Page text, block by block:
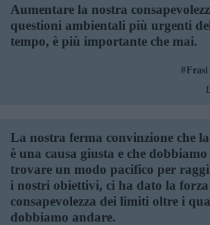
Aumentare la nostra
questioni ambientali più urgenti
tempo, è più importante che mai.
Frasi
La nostra ferma convinzione che
è una causa giusta e che dobbiamo
trovare un modo pacifico per
i nostri obiettivi, ci ha dato la forza
consapevolezza dei limiti oltre i
dobbiamo andare.